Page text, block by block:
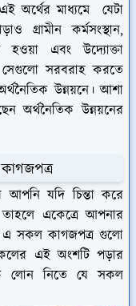
অর্থের মাধ্যমে যেটা
গ্রামীন কর্মসংস্থান,
হওয়া এবং উদ্যোক্তা
সেগুলো সরবরাহ করতে
উন্নয়নে। আশা
অর্থনৈতিক উন্নয়নের
আপনি যদি চিন্তা করে
একেত্রে আপনার
এ সকল কাগজপত্র গুলো
এই অংশটি পড়ার
লোন নিতে যে সকল